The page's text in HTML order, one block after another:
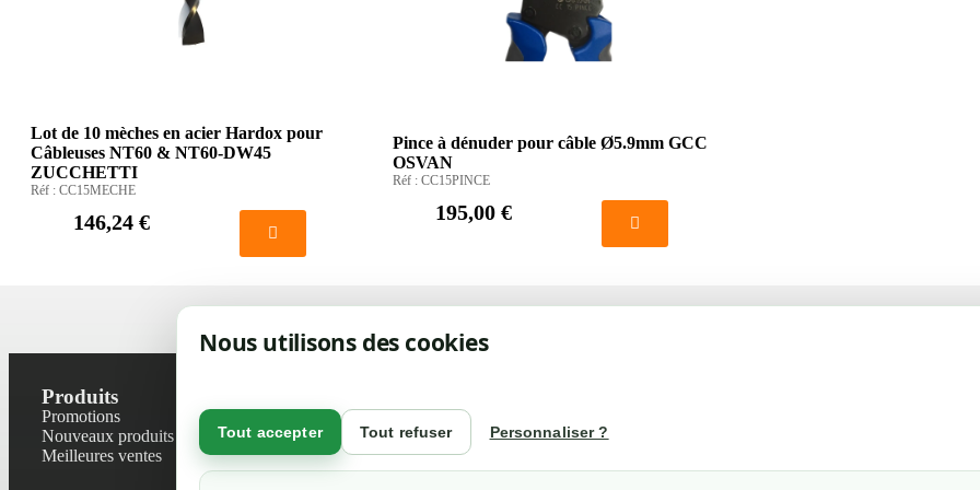
Nous utilisons des cookies
Tout accepter Tout refuser Personnaliser ?
Lot de 10 mèches en acier Hardox pour
Câbleuses NT60 & NT60-DW45
ZUCCHETTI
Réf : CC15MECHE
146,24 €
Pince à dénuder pour câble Ø5.9mm GCC
OSVAN
Réf : CC15PINCE
195,00 €
Produits
Promotions
Nouveaux produits
Meilleures ventes
Contactez-nous
Plan du site
Magasin
Mentions légales